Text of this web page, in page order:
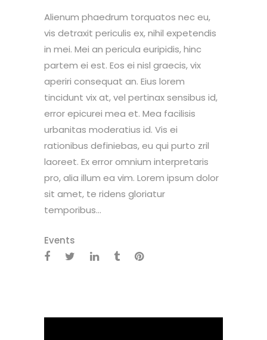
Alienum phaedrum torquatos nec eu,
vis detraxit periculis ex, nihil expetendis
in mei. Mei an pericula euripidis, hinc
partem ei est. Eos ei nisl graecis, vix
aperiri consequat an. Eius lorem
tincidunt vix at, vel pertinax sensibus id,
error epicurei mea et. Mea facilisis
urbanitas moderatius id. Vis ei
rationibus definiebas, eu qui purto zril
laoreet. Ex error omnium interpretaris
pro, alia illum ea vim. Lorem ipsum dolor
sit amet, te ridens gloriatur
temporibus...
Events